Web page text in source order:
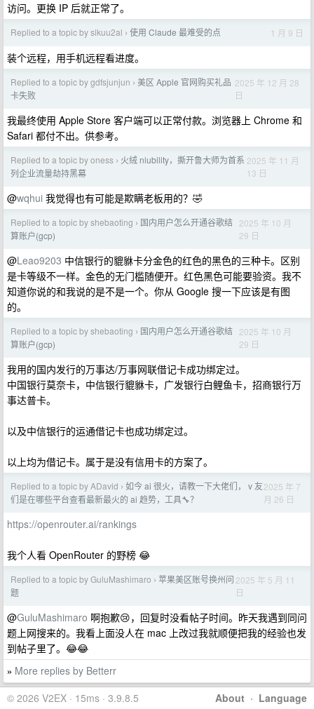
访问。更换 IP 后就正常了。
Replied to a topic by sikuu2al › 使用 Claude 最难受的点 1 月 9 日
装个远程，用手机远程看进度。
Replied to a topic by gdfsjunjun › 美区 Apple 官网购买礼品
卡失败
2025 年 12 月 28
日
我最终使用 Apple Store 客户端可以正常付款。浏览器上 Chrome 和
Safari 都付不出。供参考。
Replied to a topic by oness › 火绒 niubility，撕开鲁大师为首系
列企业流量劫持黑幕
2025 年 11 月
13 日
@wqhui 我觉得也有可能是欺瞒老板用的？🤣
Replied to a topic by shebaoting › 国内用户怎么开通谷歌结
算账户(gcp)
2025 年 10 月
29 日
@Leao9203 中信银行的貔貅卡分金色的红色的黑色的三种卡。区别
是卡等级不一样。金色的无门槛随便开。红色黑色可能要验资。我不
知道你说的和我说的是不是一个。你从 Google 搜一下应该是有图
的。
Replied to a topic by shebaoting › 国内用户怎么开通谷歌结
算账户(gcp)
2025 年 10 月
29 日
我用的国内发行的万事达/万事网联借记卡成功绑定过。
中国银行莫奈卡，中信银行貔貅卡，广发银行白鲤鱼卡，招商银行万
事达普卡。
以及中信银行的运通借记卡也成功绑定过。
以上均为借记卡。属于是没有信用卡的方案了。
Replied to a topic by ADavid › 如今 ai 很火，请教一下大佬们， v 友
们是在哪些平台查看最新最火的 ai 趋势，工具🔧？
2025 年 7
月 26 日
https://openrouter.ai/rankings
我个人看 OpenRouter 的野榜 😂
Replied to a topic by GuluMashimaro › 苹果美区账号换州问
题
2025 年 5 月 11
日
@GuluMashimaro 啊抱歉😢，回复时没看帖子时间。昨天我遇到同问
题上网搜来的。我看上面没人在 mac 上改过我就顺便把我的经验也发
到帖子里了。😂😂
» More replies by Betterr
About · Language
© 2026 V2EX · 15ms · 3.9.8.5